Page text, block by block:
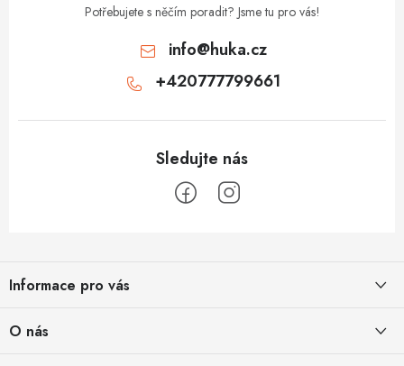
Potřebujete s něčím poradit? Jsme tu pro vás!
info@huka.cz
+420777799661
p
a
Informace pro vás
Obchodní podmínky
O nás